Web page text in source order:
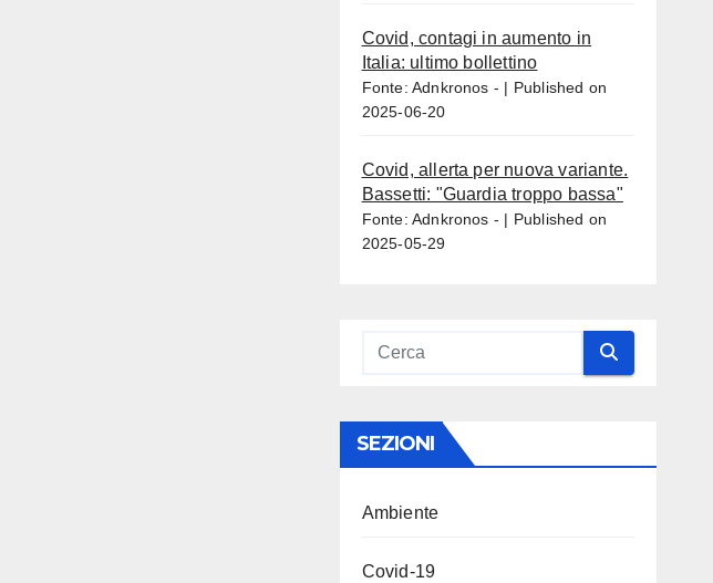
Covid, contagi in aumento in
Italia: ultimo bollettino
Fonte: Adnkronos -
Published on
2025-06-20
Covid, allerta per nuova variante.
Bassetti: "Guardia troppo bassa"
Fonte: Adnkronos -
Published on
2025-05-29
SEZIONI
Ambiente
Covid-19